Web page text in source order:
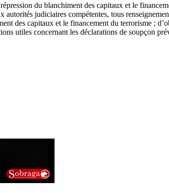
du blanchiment des capitaux et le
judiciaires compétentes, tous
des capitaux et le financement du terrorisme ;
utiles concernant les déclarations de soupçon